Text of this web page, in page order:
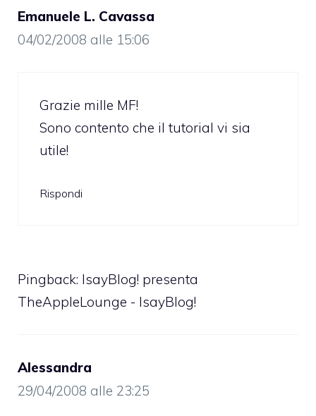
Emanuele L. Cavassa
04/02/2008 alle 15:06
Grazie mille MF!
Sono contento che il tutorial vi sia
utile!
Rispondi
Pingback: IsayBlog! presenta
TheAppleLounge - IsayBlog!
Alessandra
29/04/2008 alle 23:25